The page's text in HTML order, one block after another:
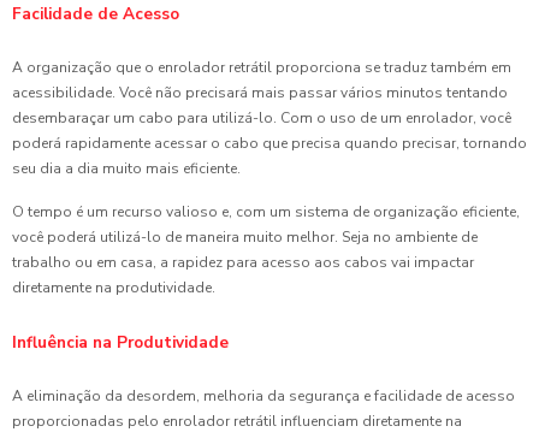
Facilidade de Acesso
A organização que o enrolador retrátil proporciona se traduz também em
acessibilidade. Você não precisará mais passar vários minutos tentando
desembaraçar um cabo para utilizá-lo. Com o uso de um enrolador, você
poderá rapidamente acessar o cabo que precisa quando precisar, tornando
seu dia a dia muito mais eficiente.
O tempo é um recurso valioso e, com um sistema de organização eficiente,
você poderá utilizá-lo de maneira muito melhor. Seja no ambiente de
trabalho ou em casa, a rapidez para acesso aos cabos vai impactar
diretamente na produtividade.
Influência na Produtividade
A eliminação da desordem, melhoria da segurança e facilidade de acesso
proporcionadas pelo enrolador retrátil influenciam diretamente na